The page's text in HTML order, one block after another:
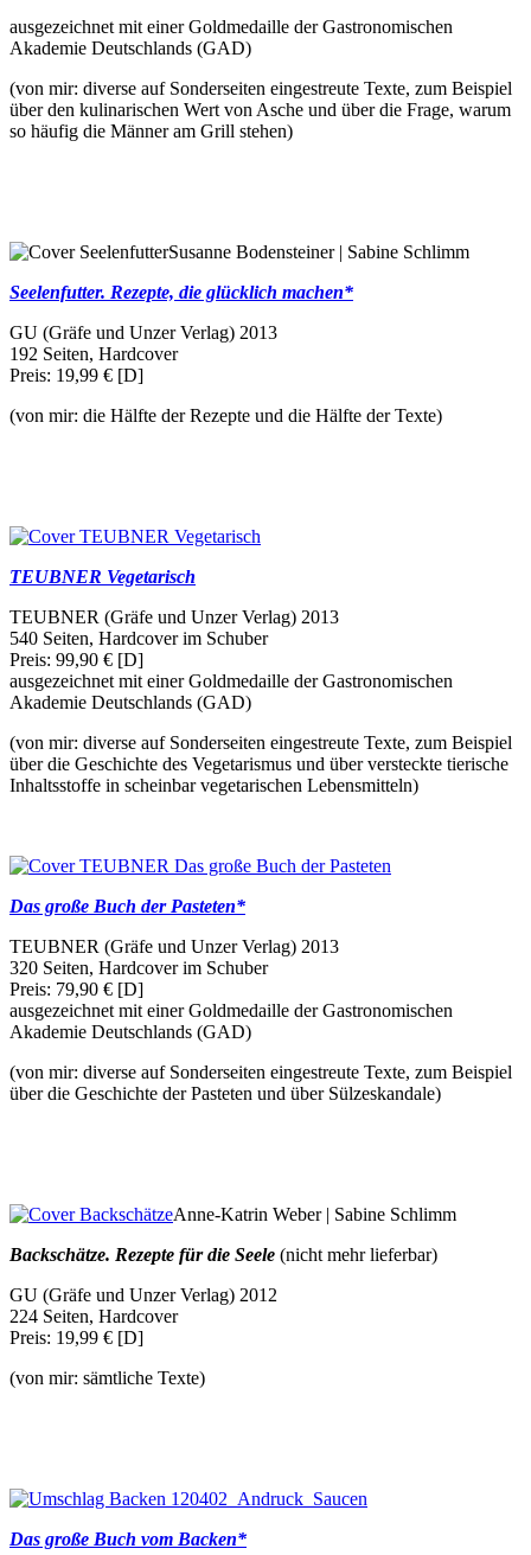
ausgezeichnet mit einer Goldmedaille der Gastronomischen
Akademie Deutschlands (GAD)
(von mir: diverse auf Sonderseiten eingestreute Texte, zum Beispiel
über den kulinarischen Wert von Asche und über die Frage, warum
so häufig die Männer am Grill stehen)
Susanne Bodensteiner | Sabine Schlimm
Seelenfutter. Rezepte, die glücklich machen*
GU (Gräfe und Unzer Verlag) 2013
192 Seiten, Hardcover
Preis: 19,99 € [D]
(von mir: die Hälfte der Rezepte und die Hälfte der Texte)
TEUBNER Vegetarisch
TEUBNER (Gräfe und Unzer Verlag) 2013
540 Seiten, Hardcover im Schuber
Preis: 99,90 € [D]
ausgezeichnet mit einer Goldmedaille der Gastronomischen
Akademie Deutschlands (GAD)
(von mir: diverse auf Sonderseiten eingestreute Texte, zum Beispiel
über die Geschichte des Vegetarismus und über versteckte tierische
Inhaltsstoffe in scheinbar vegetarischen Lebensmitteln)
Das große Buch der Pasteten*
TEUBNER (Gräfe und Unzer Verlag) 2013
320 Seiten, Hardcover im Schuber
Preis: 79,90 € [D]
ausgezeichnet mit einer Goldmedaille der Gastronomischen
Akademie Deutschlands (GAD)
(von mir: diverse auf Sonderseiten eingestreute Texte, zum Beispiel
über die Geschichte der Pasteten und über Sülzeskandale)
Anne-Katrin Weber | Sabine Schlimm
Backschätze. Rezepte für die Seele (nicht mehr lieferbar)
GU (Gräfe und Unzer Verlag) 2012
224 Seiten, Hardcover
Preis: 19,99 € [D]
(von mir: sämtliche Texte)
Das große Buch vom Backen*